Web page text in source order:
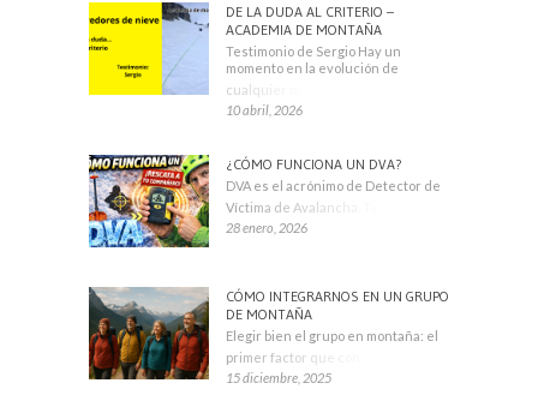
DE LA DUDA AL CRITERIO –
ACADEMIA DE MONTAÑA
Testimonio de Sergio Hay un
momento en la evolución de
cualquier montañero
10 abril, 2026
¿CÓMO FUNCIONA UN DVA?
DVA es el acrónimo de Detector de
Víctima de Avalancha. También se
28 enero, 2026
CÓMO INTEGRARNOS EN UN GRUPO
DE MONTAÑA
Elegir bien el grupo en montaña: el
primer factor que condiciona tu
15 diciembre, 2025